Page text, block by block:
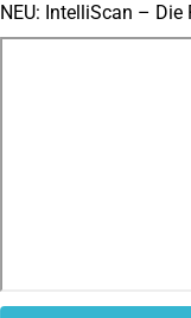
NEU: IntelliScan – Die